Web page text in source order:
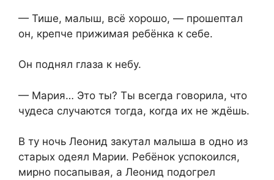
— Тише, малыш, всё хорошо, — прошептал
он, крепче прижимая ребёнка к себе.
Он поднял глаза к небу.
— Мария… Это ты? Ты всегда говорила, что
чудеса случаются тогда, когда их не ждёшь.
В ту ночь Леонид закутал малыша в одно из
старых одеял Марии. Ребёнок успокоился,
мирно посапывая, а Леонид подогрел